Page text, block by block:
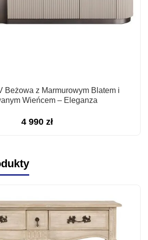
Beżowa z Marmurowym Blatem i
Wieńcem – Eleganza
4 990 zł